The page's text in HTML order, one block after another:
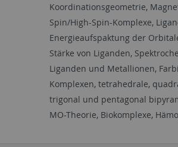
Koordinationsgeometrie,
Spin/High-Spin-Komplexe,
Energieaufspaktung der
Stärke von Liganden,
Liganden und Metallionen,
Komplexen, tetrahedrale,
trigonal und pentagonal
MO-Theorie, Biokomplexe,